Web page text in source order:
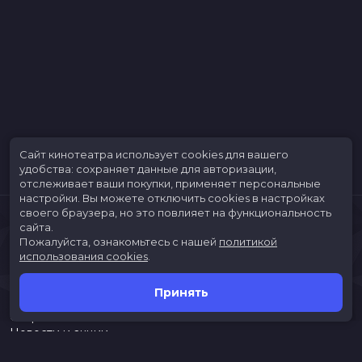
Скоро в кино
Новости и акции
Сайт кинотеатра использует cookies для вашего
удобства: сохраняет данные для авторизации,
отслеживает ваши покупки, применяет персональные
настройки. Вы можете отключить cookies в настройках
своего браузера, но это повлияет на функциональность
сайта.
Пожалуйста, ознакомьтесь с нашей политикой
использования cookies
Принять